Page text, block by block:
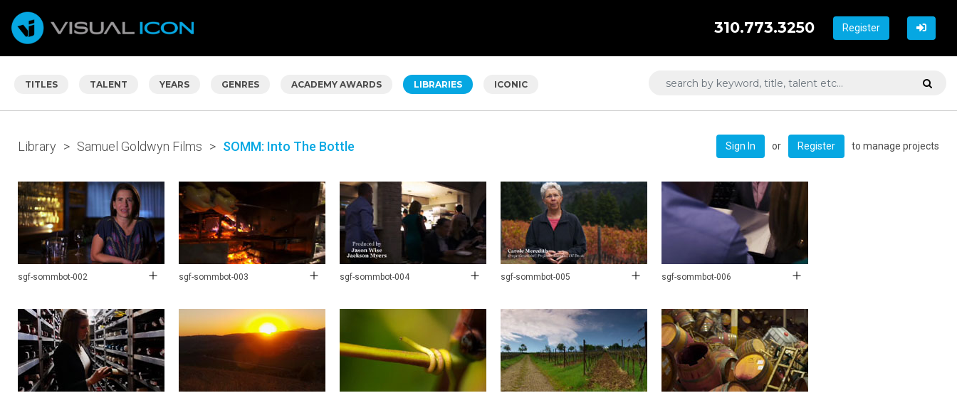
Register
310.773.3250
TITLES TALENT YEARS GENRES ACADEMY AWARDS LIBRARIES ICONIC
Library > Samuel Goldwyn Films > SOMM: Into The Bottle Sign In or Register to manage projects
sgf-sommbot-002 sgf-sommbot-003 sgf-sommbot-004 sgf-sommbot-005 sgf-sommbot-006